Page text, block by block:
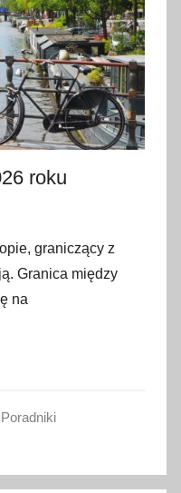
roku
graniczący z
Granica między
na
Poradniki